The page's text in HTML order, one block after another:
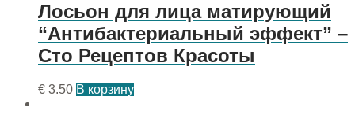
Лосьон для лица матирующий
“Антибактериальный эффект” –
Сто Рецептов Красоты
€ 3.50 В корзину